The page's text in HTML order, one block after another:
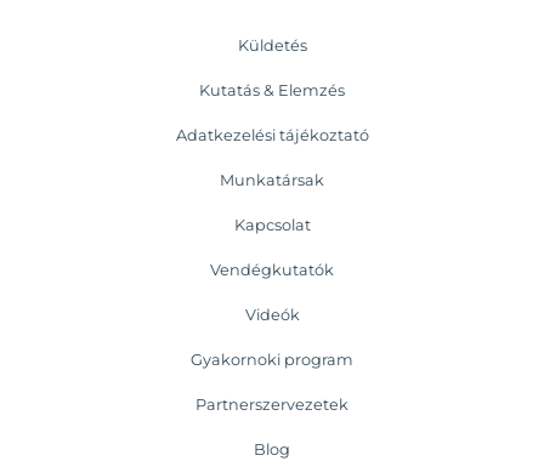
Küldetés
Kutatás & Elemzés
Adatkezelési tájékoztató
Munkatársak
Kapcsolat
Vendégkutatók
Videók
Gyakornoki program
Partnerszervezetek
Blog